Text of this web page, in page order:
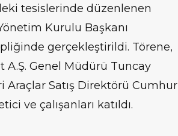
tesislerinde düzenlenen
Kurulu Başkanı
gerçekleştirildi. Törene,
A.Ş. Genel Müdürü Tuncay
Araçlar Satış Direktörü Cumhur
ve çalışanları katıldı.